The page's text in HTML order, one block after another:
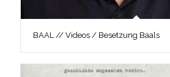
BAAL // Videos / Besetzung Baals